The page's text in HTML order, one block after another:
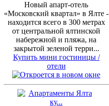
Новый апарт-отель
«Московский квартал» в Ялте -
находится всего в 300 метрах
от центральной ялтинской
набережной и пляжа, на
закрытой зеленой терри...
Купить мини гостиницы /
отели